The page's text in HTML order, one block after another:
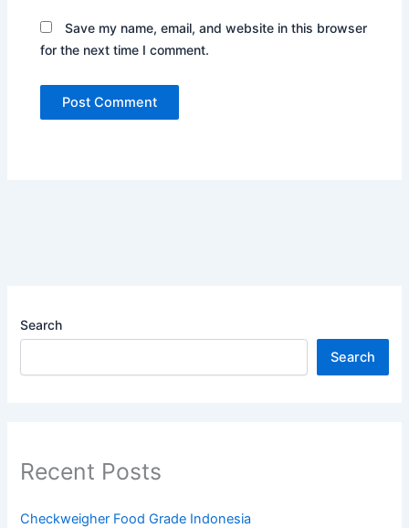
Save my name, email, and website in this browser
for the next time I comment.
Search
Search
Recent Posts
Checkweigher Food Grade Indonesia